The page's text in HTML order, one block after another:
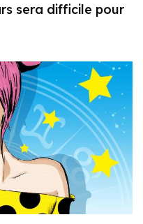
sera difficile pour